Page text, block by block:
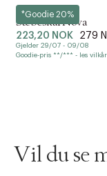
*Goodie 20%
Zone
Sæbeskål Nova
223,20 NOK 279
Gjelder 29/07 - 09/08
Goodie-pris **/*** - les vilkår
Vil du se